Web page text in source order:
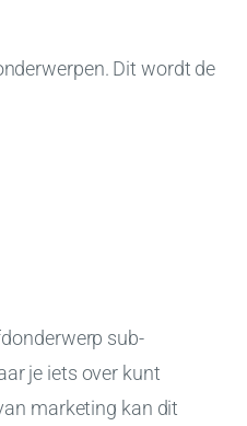
Dit wordt de
sub-
je iets over kunt
marketing kan dit